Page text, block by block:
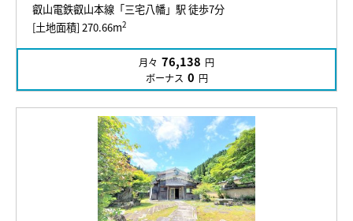
叡山電鉄叡山本線「三宅八幡」駅 徒歩7分
[土地面積] 270.66m2
月々 76,138 円
ボーナス 0 円